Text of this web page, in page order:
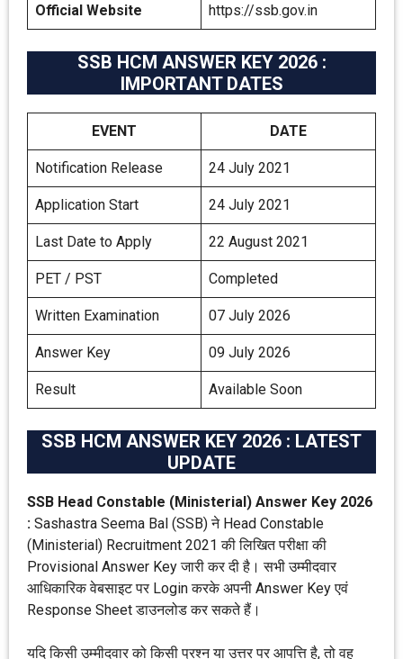
Official Website https://ssb.gov.in
SSB HCM ANSWER KEY 2026 :
IMPORTANT DATES
EVENT DATE
Notification Release 24 July 2021
Application Start 24 July 2021
Last Date to Apply 22 August 2021
PET / PST Completed
Written Examination 07 July 2026
Answer Key 09 July 2026
Result Available Soon
SSB HCM ANSWER KEY 2026 : LATEST
UPDATE
SSB Head Constable (Ministerial) Answer Key 2026
: Sashastra Seema Bal (SSB) ने Head Constable
(Ministerial) Recruitment 2021 की लिखित परीक्षा की
Provisional Answer Key जारी कर दी है। सभी उम्मीदवार
आधिकारिक वेबसाइट पर Login करके अपनी Answer Key एवं
Response Sheet डाउनलोड कर सकते हैं।
यदि किसी उम्मीदवार को किसी प्रश्न या उत्तर पर आपत्ति है, तो वह